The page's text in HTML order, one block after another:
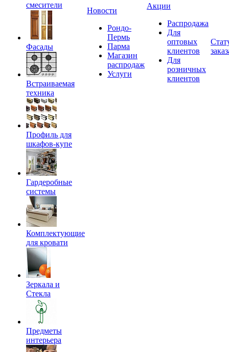
смесители
Фасады
Встраиваемая
техника
Профиль для
шкафов-купе
Гардеробные
системы
Комплектующие
для кровати
Зеркала и
Стекла
Предметы
интерьера
Новости
Рондо-
Пермь
Парма
Магазин
распродаж
Услуги
Акции
Распродажа
Для
оптовых
клиентов
Для
розничных
клиентов